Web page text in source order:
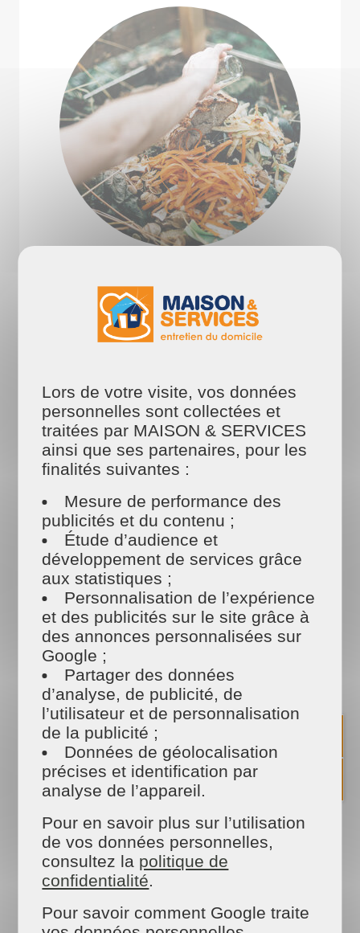
COMPOSTAGE ?
Le compost est la décomposition naturelle des
matières organiques par les organismes vivants
Lire la suite
QU'EST CE QUE LE
Le lombricompostage est une méthode qui
permet de recycler vos déchets organiques
quotidiens, chez vous, grâce à l’action des vers.
Ils vont transformer les de cuisine sans odeur, en
de petites quantités de compost.
Lors de votre visite, vos données
personnelles sont collectées et
traitées par MAISON & SERVICES
ainsi que ses partenaires, pour les
finalités suivantes :
Mesure de performance des
publicités et du contenu ;
Étude d’audience et
développement de services grâce
aux statistiques ;
Personnalisation de l’expérience
et des publicités sur le site grâce à
des annonces personnalisées sur
Google ;
Partager des données
d’analyse, de publicité, de
l’utilisateur et de personnalisation
de la publicité ;
Données de géolocalisation
précises et identification par
analyse de l’appareil.
Pour en savoir plus sur l’utilisation
de vos données personnelles,
consultez la politique de
confidentialité
Pour savoir comment Google traite